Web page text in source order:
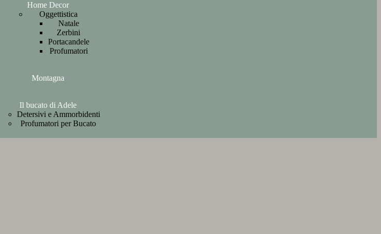
Home Decor
Oggettistica
Natale
Zerbini
Portacandele
Profumatori
Montagna
Il bucato di Adele
Detersivi e Ammorbidenti
Profumatori per Bucato